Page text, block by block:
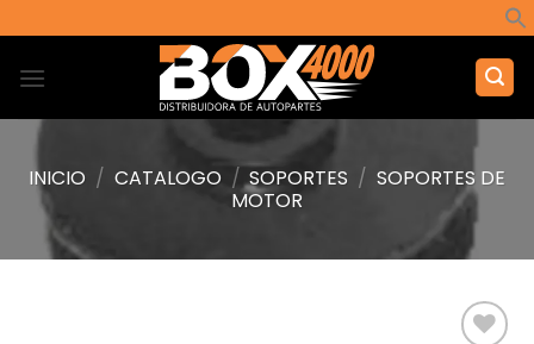
al
contenido
INICIO / CATALOGO / SOPORTES / SOPORTES DE
MOTOR